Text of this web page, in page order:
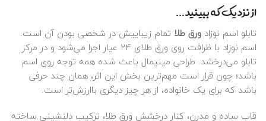
از نزدیک که ببینید…
تابلو اسم نوزاد ورق طلا تمام زیباییش در شخصی بودن آن است.
اسم نوزاد با ظرافت روی ورق طلای ۲۴ عیار اجرا می‌شود و در مرکز
تابلو می‌درخشد. طراحی مینیمال باعث شده همه توجه روی اسم
باشد؛ چون قرار است مهم‌ترین بخش این اثر، همان چند حرفی
باشد که برای یک خانواده، از هر چیز دیگری باارزش‌تر است.
قاب ساده و مدرن، کنار درخشش ورق طلا، ترکیب دلنشینی ساخته